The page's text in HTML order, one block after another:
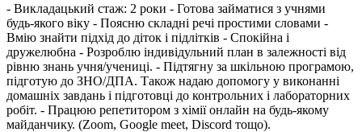
- Викладацький стаж: 2 роки - Готова займатися з учнями
будь-якого віку - Поясню складні речі простими словами -
Вмію знайти підхід до діток і підлітків - Спокійна і
дружелюбна - Розроблю індивідульний план в залежності від
рівню знань учня/учениці. - Підтягну за шкільною програмою,
підготую до ЗНО/ДПА. Також надаю допомогу у виконанні
домашніх завдань і підготовці до контрольних і лабораторних
робіт. - Працюю репетитором з хімії онлайн на будь-якому
майданчику. (Zoom, Google meet, Discord тощо).